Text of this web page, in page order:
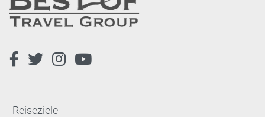
Reiseziele